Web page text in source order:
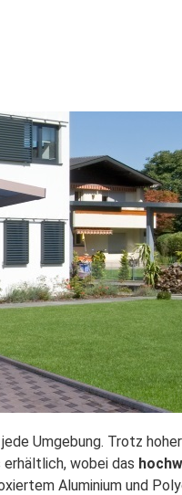
Umgebung. Trotz
wobei das
Aluminium und